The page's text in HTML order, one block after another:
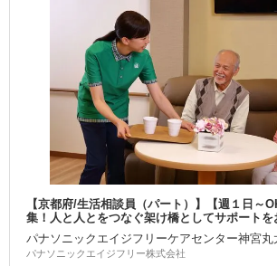
【京都府/生活相談員（パート）】【週１日～
集！人と人とをつなぐ架け橋としてサポート
パナソニックエイジフリーケアセンター神宮丸
パナソニックエイジフリー株式会社